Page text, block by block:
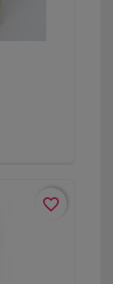
favorite_border